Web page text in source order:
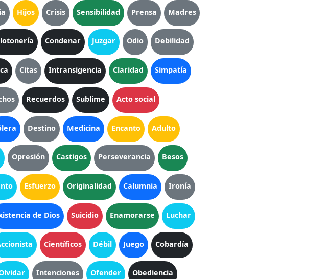
Hijos Crisis Sensibilidad Prensa Madres
Condenar Juzgar Odio Debilidad
Citas Intransigencia Claridad Simpatía
Recuerdos Sublime Acto social
Destino Medicina Encanto Adulto
Opresión Castigos Perseverancia Besos
Esfuerzo Originalidad Calumnia Ironía
de Dios Suicidio Enamorarse Luchar
Científicos Débil Juego Cobardía
Intenciones Ofender Obediencia